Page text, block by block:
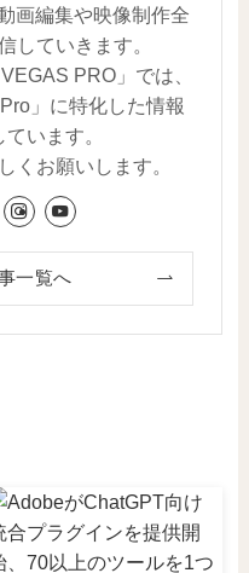
画編集や映像制作全
していきます。
PRO」では、
」に特化した情報
います。
くお願いします。
一覧へ